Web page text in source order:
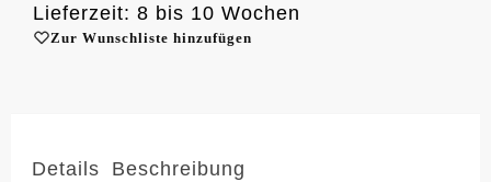
Lieferzeit: 8 bis 10 Wochen
Zur Wunschliste hinzufügen
Details Beschreibung